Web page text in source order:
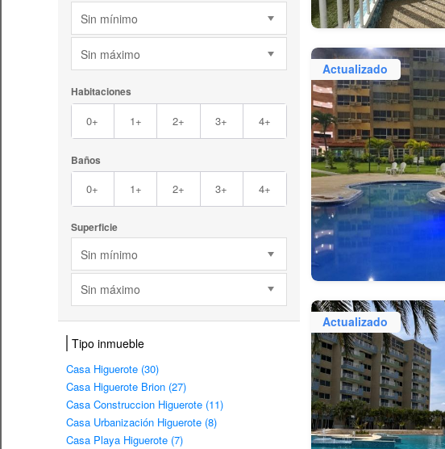
Sin mínimo
Sin máximo
Habitaciones
0+ 1+ 2+ 3+ 4+
Baños
0+ 1+ 2+ 3+ 4+
Superficie
Sin mínimo
Sin máximo
Tipo inmueble
Casa Higuerote (30)
Casa Higuerote Brion (27)
Casa Construccion Higuerote (11)
Casa Urbanización Higuerote (8)
Casa Playa Higuerote (7)
Actualizado
Actualizado